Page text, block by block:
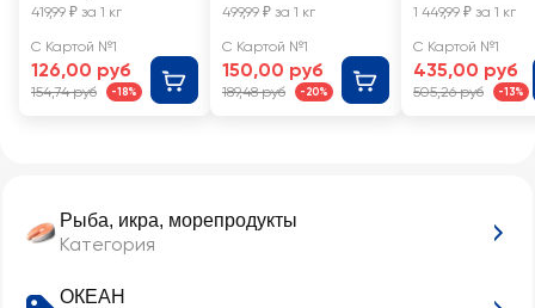
Рыба, икра, морепродукты
Категория
ОКЕАН
весовой
419,99 ₽ за 1 кг
С Картой №1
126,00 руб
154,74 руб -18%
ОКЕАН,
499,99 ₽ за 1 кг
С Картой №1
150,00 руб
189,48 руб -20%
ОКЕАН,
1 449,99 ₽ за 1 кг
С Картой №1
435,00 руб
505,26 руб -13%